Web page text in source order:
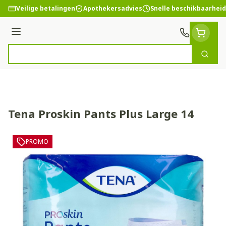
Ga naar de inhoud
Veilige betalingen Apothekersadvies Snelle beschikbaarheid
Menu
Zoek
Tena Proskin Pants Plus Large 14
PROMO